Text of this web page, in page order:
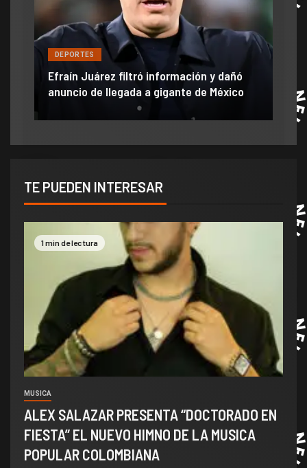
DEPORTES
Efraín Juárez filtró información y dañó
anuncio de llegada a gigante de México
TE PUEDEN INTERESAR
1 min de lectura
MUSICA
ALEX SALAZAR PRESENTA “DOCTORADO EN
FIESTA” EL NUEVO HIMNO DE LA MUSICA
POPULAR COLOMBIANA